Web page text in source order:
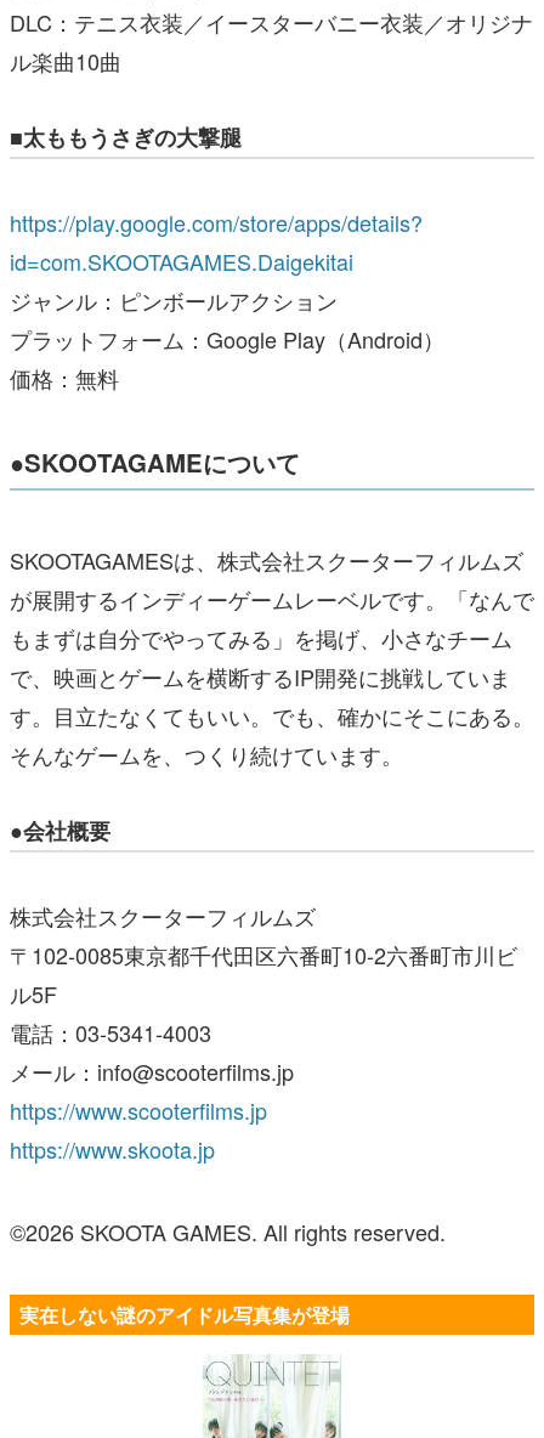
DLC：テニス衣装／イースターバニー衣装／オリジナ
ル楽曲10曲
■太ももうさぎの大撃腿
https://play.google.com/store/apps/details?
id=com.SKOOTAGAMES.Daigekitai
ジャンル：ピンボールアクション
プラットフォーム：Google Play（Android）
価格：無料
●SKOOTAGAMEについて
SKOOTAGAMESは、株式会社スクーターフィルムズ
が展開するインディーゲームレーベルです。「なんで
もまずは自分でやってみる」を掲げ、小さなチーム
で、映画とゲームを横断するIP開発に挑戦していま
す。目立たなくてもいい。でも、確かにそこにある。
そんなゲームを、つくり続けています。
●会社概要
株式会社スクーターフィルムズ
〒102-0085東京都千代田区六番町10-2六番町市川ビ
ル5F
電話：03-5341-4003
メール：info@scooterfilms.jp
https://www.scooterfilms.jp
https://www.skoota.jp
©2026 SKOOTA GAMES. All rights reserved.
実在しない謎のアイドル写真集が登場